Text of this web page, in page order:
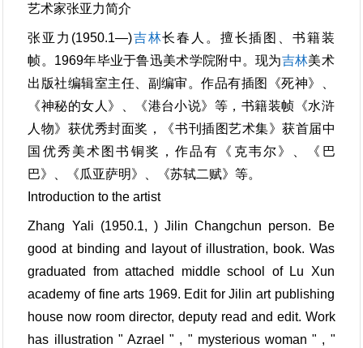
艺术家张亚力简介
张亚力(1950.1—)吉林长春人。擅长插图、书籍装
帧。1969年毕业于鲁迅美术学院附中。现为吉林美术
出版社编辑室主任、副编审。作品有插图《死神》、
《神秘的女人》、《港台小说》等，书籍装帧《水浒
人物》获优秀封面奖，《书刊插图艺术集》获首届中
国优秀美术图书铜奖，作品有《克韦尔》、《巴
巴》、《瓜亚萨明》、《苏轼二赋》等。
Introduction to the artist
Zhang Yali (1950.1, ) Jilin Changchun person. Be
good at binding and layout of illustration, book. Was
graduated from attached middle school of Lu Xun
academy of fine arts 1969. Edit for Jilin art publishing
house now room director, deputy read and edit. Work
has illustration " Azrael " , " mysterious woman " , "